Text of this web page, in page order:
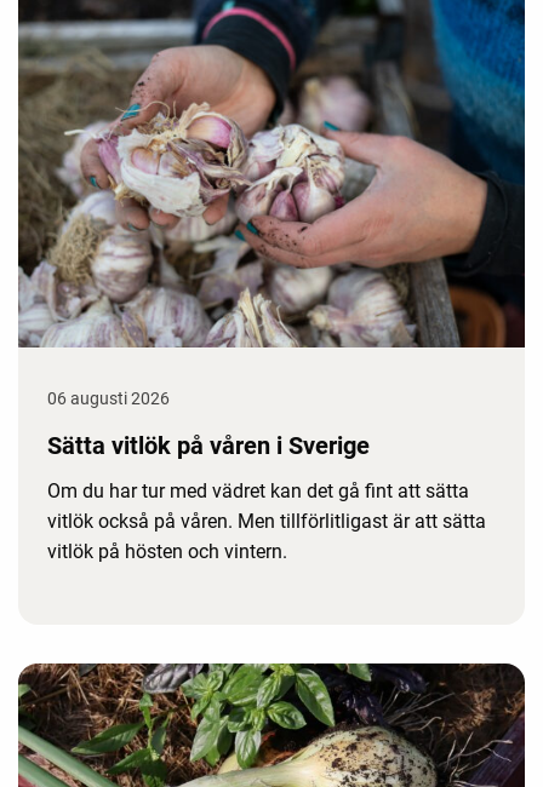
06 augusti 2026
Sätta vitlök på våren i Sverige
Om du har tur med vädret kan det gå fint att sätta
vitlök också på våren. Men tillförlitligast är att sätta
vitlök på hösten och vintern.